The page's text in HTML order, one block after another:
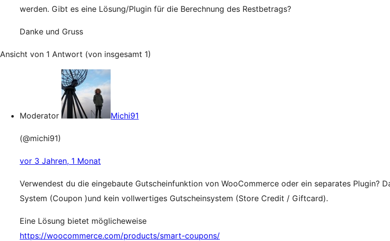
werden. Gibt es eine Lösung/Plugin für die Berechnung des Restbetrags?
Danke und Gruss
Ansicht von 1 Antwort (von insgesamt 1)
Moderator Michi91
(@michi91)
vor 3 Jahren, 1 Monat
Verwendest du die eingebaute Gutscheinfunktion von WooCommerce oder ein separates Plugin?
System (Coupon )und kein vollwertiges Gutscheinsystem (Store Credit / Giftcard).
Eine Lösung bietet möglicheweise
https://woocommerce.com/products/smart-coupons/